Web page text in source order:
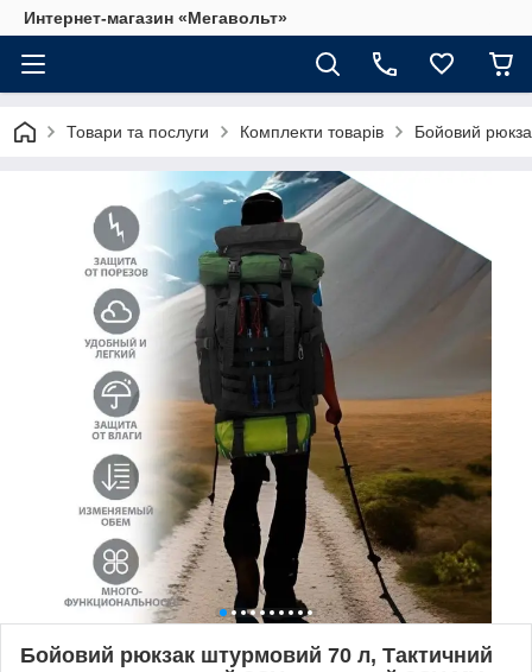
Интернет-магазин «Мегавольт»
Товари та послуги Комплекти товарів Бойовий
Бойовий рюкзак штурмовий 70 л, Тактичний